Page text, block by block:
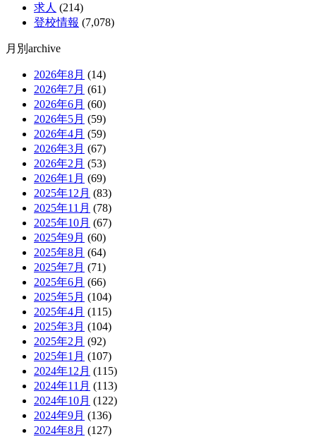
求人 (214)
登校情報 (7,078)
月別archive
2026年8月 (14)
2026年7月 (61)
2026年6月 (60)
2026年5月 (59)
2026年4月 (59)
2026年3月 (67)
2026年2月 (53)
2026年1月 (69)
2025年12月 (83)
2025年11月 (78)
2025年10月 (67)
2025年9月 (60)
2025年8月 (64)
2025年7月 (71)
2025年6月 (66)
2025年5月 (104)
2025年4月 (115)
2025年3月 (104)
2025年2月 (92)
2025年1月 (107)
2024年12月 (115)
2024年11月 (113)
2024年10月 (122)
2024年9月 (136)
2024年8月 (127)